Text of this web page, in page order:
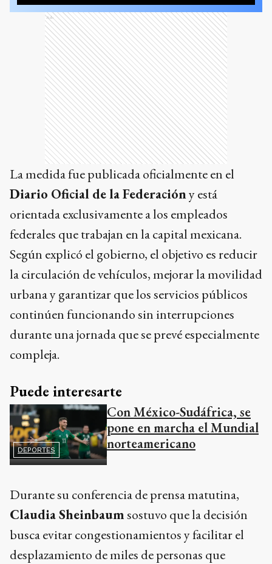
Ads
La medida fue publicada oficialmente en el
Diario Oficial de la Federacióny está
orientada exclusivamente a los empleados
federales que trabajan en la capital mexicana.
Según explicó el gobierno, el objetivo es reducir
la circulación de vehículos, mejorar la movilidad
urbana y garantizar que los servicios públicos
continúen funcionando sin interrupciones
durante una jornada que se prevé especialmente
compleja.
Puede interesarte
DEPORTES
Con México-Sudáfrica, se
pone en marcha el Mundial
norteamericano
Durante su conferencia de prensa matutina,
Claudia Sheinbaumsostuvo que la decisión
busca evitar congestionamientos y facilitar el
desplazamiento de miles de personas que